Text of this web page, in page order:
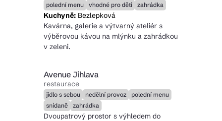
polední menu
vhodné pro děti zahrádka
Kuchyně:Bezlepková
Kavárna, galerie a výtvarný ateliér s
výběrovou kávou na mlýnku a zahrádkou
v zeleni.
Avenue Jihlava
restaurace
jídlo s sebou nedělní provoz
polední menu
snídaně
zahrádka
Dvoupatrový prostor s výhledem do